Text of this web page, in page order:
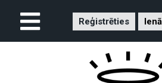
Reģistrēties